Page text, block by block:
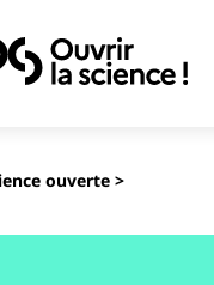
ouverte>